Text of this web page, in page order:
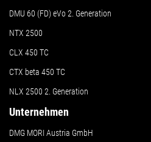
DMU 60 (FD) eVo 2. Generation
NTX 2500
CLX 450 TC
CTX beta 450 TC
NLX 2500 2. Generation
Unternehmen
DMG MORI Austria GmbH